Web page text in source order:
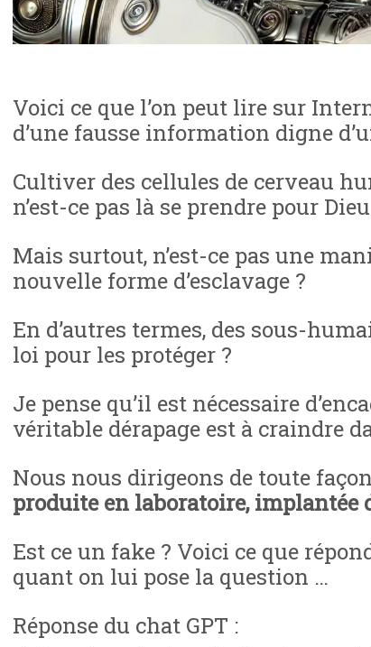
Voici ce que l’on peut lire sur
d’une fausse information digne
Cultiver des cellules de cerveau
n’est-ce pas là se prendre pour
Mais surtout, n’est-ce pas une
nouvelle forme d’esclavage ?
En d’autres termes, des sous-
loi pour les protéger ?
Je pense qu’il est nécessaire
véritable dérapage est à craindre
Nous nous dirigeons de toute
produite en laboratoire, implantée
Est ce un fake ? Voici ce que
quant on lui pose la question …
Réponse du chat GPT :